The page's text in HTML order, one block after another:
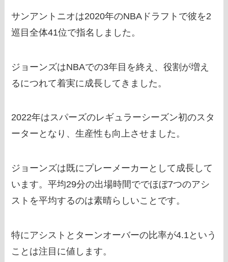
サンアントニオは2020年のNBAドラフトで彼を2
巡目全体41位で指名しました。
ジョーンズはNBAでの3年目を終え、役割が増え
るにつれて着実に成長してきました。
2022年はスパーズのレギュラーシーズン初のスタ
ーターとなり、生産性も向上させました。
ジョーンズは既にプレーメーカーとして成長して
います。平均29分の出場時間ででほぼ7つのアシ
ストを平均するのは素晴らしいことです。
特にアシストとターンオーバーの比率が4.1という
ことは注目に値します。